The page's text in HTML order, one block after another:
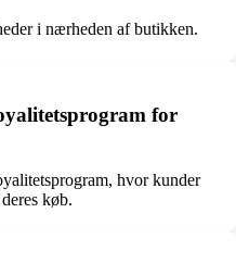
i nærheden af butikken.
for
hvor kunder
køb.